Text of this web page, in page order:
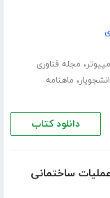
، مجله فناوری
، ماهنامه
دانلود کتاب
ساختمانی